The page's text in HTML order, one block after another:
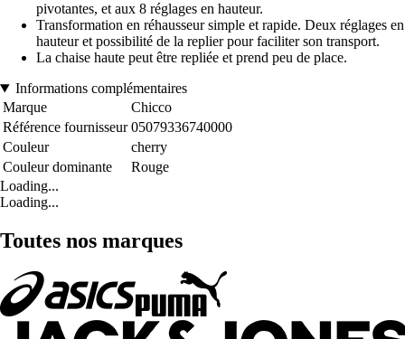
pivotantes, et aux 8 réglages en hauteur.
Transformation en réhausseur simple et rapide. Deux réglages en
hauteur et possibilité de la replier pour faciliter son transport.
La chaise haute peut être repliée et prend peu de place.
Informations complémentaires
Marque
Chicco
Référence fournisseur 05079336740000
Couleur
cherry
Couleur dominante
Rouge
Loading...
Loading...
Toutes nos marques